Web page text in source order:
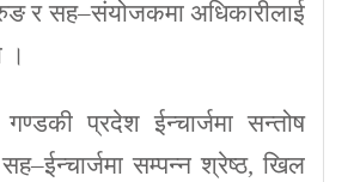
र सह–संयोजकमा अधिकारीलाई
।
प्रदेश ईन्चार्जमा सन्तोष
सम्पन्न श्रेष्ठ, खिल